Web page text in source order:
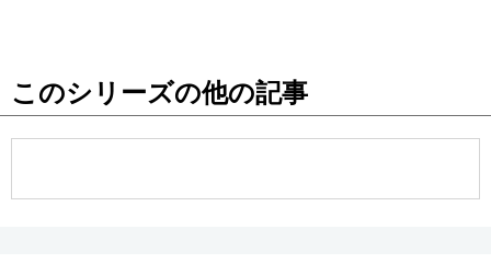
このシリーズの他の記事